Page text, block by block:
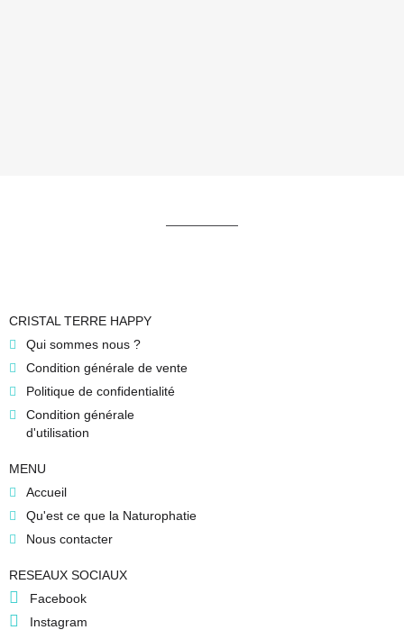
CRISTAL TERRE HAPPY
Qui sommes nous ?
Condition générale de vente
Politique de confidentialité
Condition générale
d'utilisation
MENU
Accueil
Qu'est ce que la Naturophatie
Nous contacter
RESEAUX SOCIAUX
Facebook
Instagram